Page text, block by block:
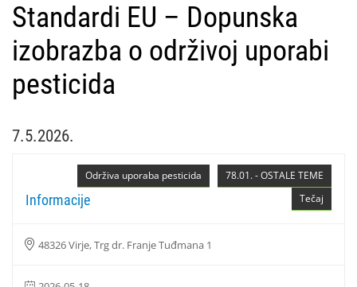
Standardi EU – Dopunska
izobrazba o održivoj uporabi
pesticida
7.5.2026.
78.01. - OSTALE TEME
Održiva uporaba pesticida
Tečaj
Informacije
48326 Virje, Trg dr. Franje Tuđmana 1